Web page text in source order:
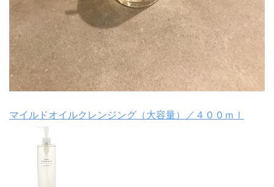
マイルドオイルクレンジング（大容量）／４００ｍｌ